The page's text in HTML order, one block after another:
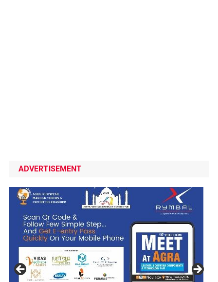
ADVERTISEMENT